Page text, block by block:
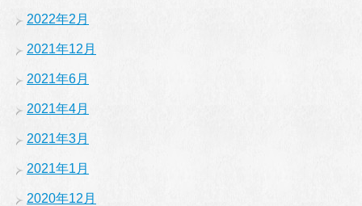
2022年2月
2021年12月
2021年6月
2021年4月
2021年3月
2021年1月
2020年12月